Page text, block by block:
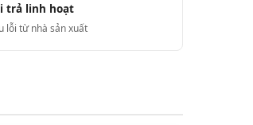
trả linh hoạt
lỗi từ nhà sản xuất